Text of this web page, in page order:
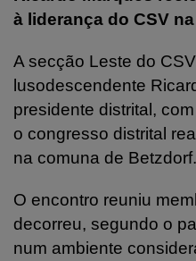
à liderança do CSV
A secção Leste do
lusodescendente
presidente distrital,
o congresso distrital
na comuna de Betzdorf.
O encontro reuniu
decorreu, segundo o
num ambiente